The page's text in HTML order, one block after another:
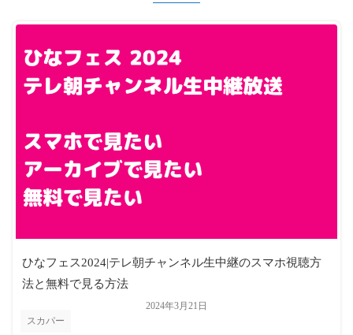
スカパー
2024年3月21日
ひなフェス2024|テレ朝チャンネル生中継のスマホ視聴方
法と無料で見る方法